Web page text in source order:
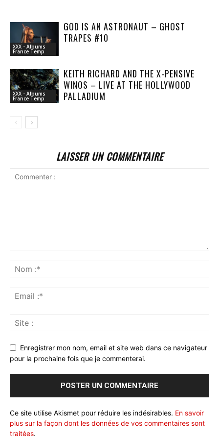
XXX - Albums
France Temp
GOD IS AN ASTRONAUT – GHOST
TRAPES #10
XXX - Albums
France Temp
KEITH RICHARD AND THE X-PENSIVE
WINOS – LIVE AT THE HOLLYWOOD
PALLADIUM
LAISSER UN COMMENTAIRE
Enregistrer mon nom, email et site web dans ce navigateur
pour la prochaine fois que je commenterai.
Ce site utilise Akismet pour réduire les indésirables. En savoir
plus sur la façon dont les données de vos commentaires sont
traitées.